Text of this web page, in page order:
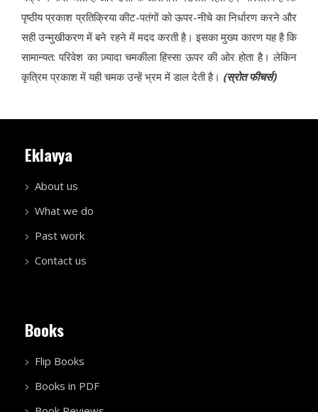
पृष्ठीय प्रकाश प्रतिक्रिया कीट-पतंगों को ऊपर-नीचे का निर्धारण करने और
सही उन्मुखीकरण में बने रहने में मदद करती है। इसका मुख्य कारण यह है कि
सामान्यत: परिवेश का ज़्यादा चमकीला हिस्सा ऊपर की ओर होता है। लेकिन
कृत्रिम प्रकाश में यही चमक उन्हें भ्रम में डाल देती है। (स्रोत फीचर्स)
Eklavya
About us
What we do
Past work
Contact us
Books
Flip Books
Books in PDF